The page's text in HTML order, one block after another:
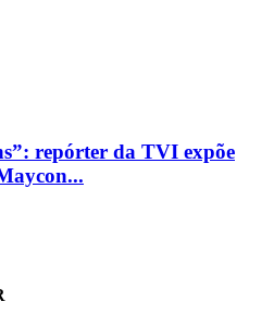
repórter da TVI expõe